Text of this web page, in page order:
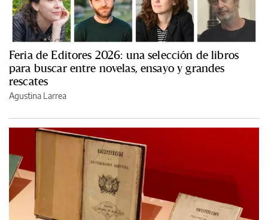
Feria de Editores 2026: una selección de libros
para buscar entre novelas, ensayo y grandes
rescates
Agustina Larrea